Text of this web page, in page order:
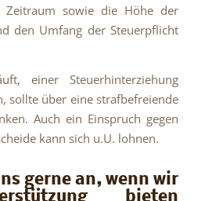
Zeitraum sowie die Höhe der
den Umfang der Steuerpflicht
einer Steuerhinterziehung
sollte über eine strafbefreiende
Auch ein Einspruch gegen
kann sich u.U. lohnen.
gerne an, wenn wir